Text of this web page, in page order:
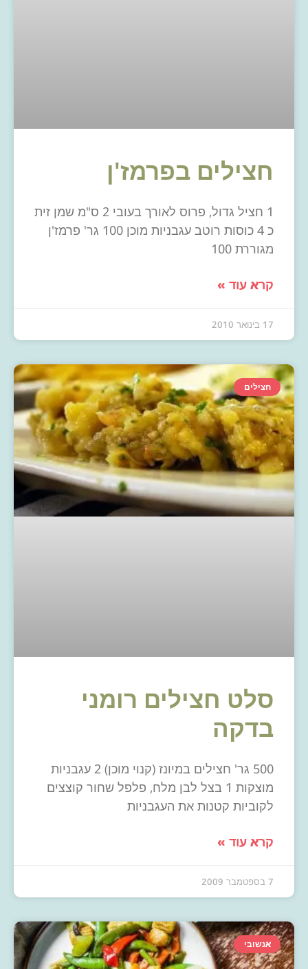
חצילים בפרמז'ן
1 חציל גדול, פרוס לאורך בעובי 2 ס"מ שמן זית
כ 4 כוסות רוטב עגבניות מוכן 100 גר' פרמז'ן
מגוררת 100
קרא עוד »
17 בינואר 2010
חצילים
סלט חצילים רומני
בדקה
500 גר' חצילים במיונז (קנוי מוכן) 2 עגבניות
מוצקות 1 בצל לבן מלח, פלפל שחור קוצצים
לקוביות קטנות את העגבניות
קרא עוד »
7 בספטמבר 2009
אנשובי